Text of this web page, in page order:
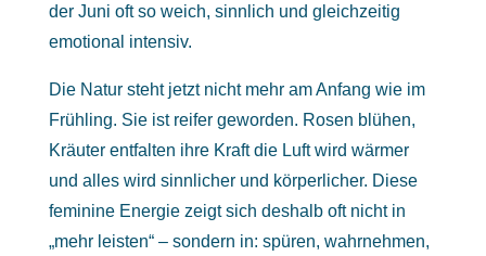
der Juni oft so weich, sinnlich und gleichzeitig
emotional intensiv.
Die Natur steht jetzt nicht mehr am Anfang wie im
Frühling. Sie ist reifer geworden. Rosen blühen,
Kräuter entfalten ihre Kraft die Luft wird wärmer
und alles wird sinnlicher und körperlicher. Diese
feminine Energie zeigt sich deshalb oft nicht in
„mehr leisten“ – sondern in: spüren, wahrnehmen,